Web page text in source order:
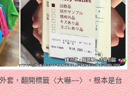
套，翻開標籤〈大嚇~~〉，根本是台